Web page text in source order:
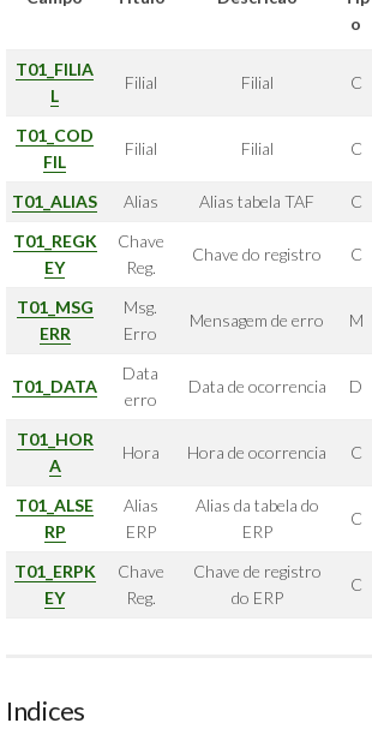
o
T01_FILIA
L
Filial Filial C
T01_COD
FIL
Filial Filial C
T01_ALIAS Alias Alias tabela TAF C
T01_REGK
EY
Chave
Reg.
Chave do registro C
T01_MSG
ERR
Msg.
Erro
Mensagem de erro M
T01_DATA
Data
erro
Data de ocorrencia D
T01_HOR
A
Hora Hora de ocorrencia C
T01_ALSE
RP
Alias
ERP
Alias da tabela do
ERP
C
T01_ERPK
EY
Chave
Reg.
Chave de registro
do ERP
C
Indices